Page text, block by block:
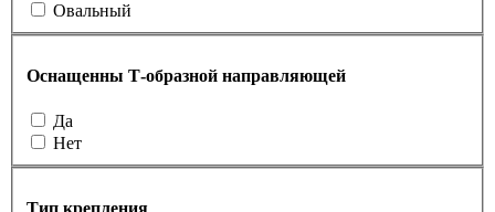
Овальный
Оснащенны Т-образной направляющей
Да
Нет